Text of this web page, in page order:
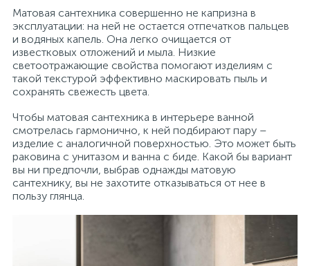
Матовая сантехника совершенно не капризна в
эксплуатации: на ней не остается отпечатков пальцев
и водяных капель. Она легко очищается от
известковых отложений и мыла. Низкие
светоотражающие свойства помогают изделиям с
такой текстурой эффективно маскировать пыль и
сохранять свежесть цвета.
Чтобы матовая сантехника в интерьере ванной
смотрелась гармонично, к ней подбирают пару –
изделие с аналогичной поверхностью. Это может быть
раковина с унитазом и ванна с биде. Какой бы вариант
вы ни предпочли, выбрав однажды матовую
сантехнику, вы не захотите отказываться от нее в
пользу глянца.